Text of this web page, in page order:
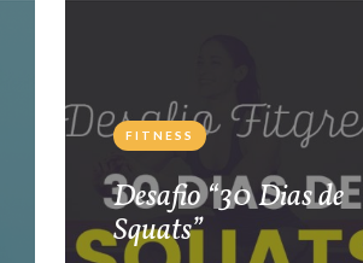
FITNESS
Desafio “30 Dias de
Squats”